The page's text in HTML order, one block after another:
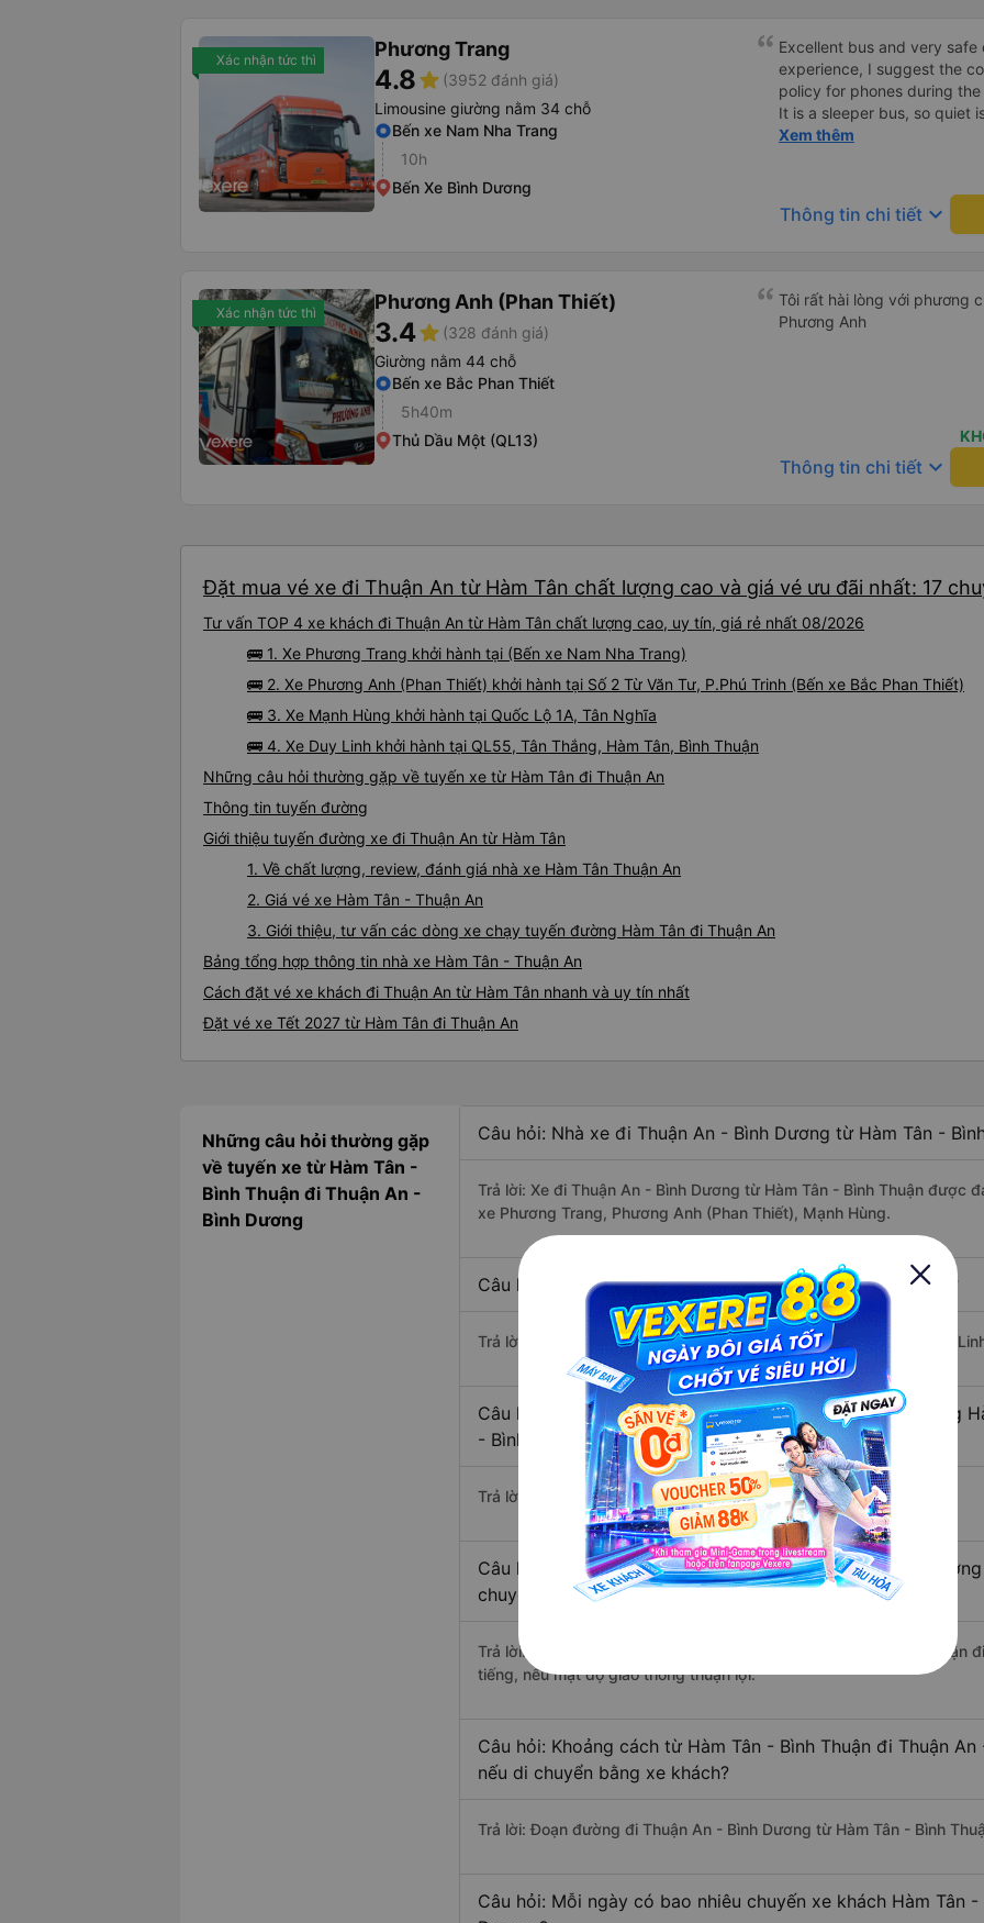
Xác nhận tức thì Phương Trang
4.8star (3952 đánh giá)
Limousine giường nằm 34 chỗ
Bến xe Nam Nha Trang
10h
Bến Xe Bình Dương
Excellent bus and very
experience, I suggest the
policy for phones during
It is a sleeper bus, so quiet
Wi-Fi password clearly
hơn, tôi góp ý nhà xe nên
lặng (tắt âm thanh điện
Tôi vẫn sẽ tiếp tục ủng hộ
Xem thêm
Thông tin chi tiết keyboard_arrow_down
Xác nhận tức thì Phương Anh (Phan Thiết)
3.4star (328 đánh giá)
Giường nằm 44 chỗ
Bến xe Bắc Phan Thiết
5h40m
Thủ Dầu Một (QL13)
Tôi rất hài lòng với phương
Phương Anh
Thông tin chi tiết keyboard_arrow_down
Đặt mua vé xe đi Thuận An từ Hàm Tân chất lượng cao và giá vé ưu đãi nhất: 17
Tư vấn TOP 4 xe khách đi Thuận An từ Hàm Tân chất lượng cao, uy tín, giá rẻ nhất 08/2026
🚌 1. Xe Phương Trang khởi hành tại (Bến xe Nam Nha Trang)
🚌 2. Xe Phương Anh (Phan Thiết) khởi hành tại Số 2 Từ Văn Tư, P.Phú Trinh (Bến xe Bắc Phan Thiết)
🚌 3. Xe Mạnh Hùng khởi hành tại Quốc Lộ 1A, Tân Nghĩa
🚌 4. Xe Duy Linh khởi hành tại QL55, Tân Thắng, Hàm Tân, Bình Thuận
Những câu hỏi thường gặp về tuyến xe từ Hàm Tân đi Thuận An
Thông tin tuyến đường
Giới thiệu tuyến đường xe đi Thuận An từ Hàm Tân
1. Về chất lượng, review, đánh giá nhà xe Hàm Tân Thuận An
2. Giá vé xe Hàm Tân - Thuận An
3. Giới thiệu, tư vấn các dòng xe chạy tuyến đường Hàm Tân đi Thuận An
Bảng tổng hợp thông tin nhà xe Hàm Tân - Thuận An
Cách đặt vé xe khách đi Thuận An từ Hàm Tân nhanh và uy tín nhất
Đặt vé xe Tết 2027 từ Hàm Tân đi Thuận An
Những câu hỏi thường gặp
về tuyến xe từ Hàm Tân -
Bình Thuận đi Thuận An -
Bình Dương
Câu hỏi: Nhà xe đi Thuận An - Bình Dương từ Hàm Tân -
Trả lời: Xe đi Thuận An - Bình Dương từ Hàm Tân - Bình Thuận được
xe Phương Trang, Phương Anh (Phan Thiết), Mạnh Hùng.
Câu hỏi: Xe nào đi Thuận An - Bình Dương có giá rẻ nhất?
Trả lời: Vé xe rẻ nhất có mức giá là 200.000 đồng của nhà xe Duy
Câu hỏi: Có bao nhiêu nhà xe đang khai thác tuyến đường
- Bình Dương ?
Trả lời: Hiện tại có 4 nhà xe khai thác tuyến đường.
Câu hỏi: Từ Hàm Tân - Bình Thuận đi Thuận An - Bình
chuyển bằng xe khách?
Trả lời: Thời gian di chuyển bằng xe khách từ Hàm Tân - Bình Thuận
tiếng, nếu mật độ giao thông thuận lợi.
Câu hỏi: Khoảng cách từ Hàm Tân - Bình Thuận đi Thuận
nếu di chuyển bằng xe khách?
Trả lời: Đoạn đường đi Thuận An - Bình Dương từ Hàm Tân - Bình
Câu hỏi: Mỗi ngày có bao nhiêu chuyến xe khách Hàm Tân